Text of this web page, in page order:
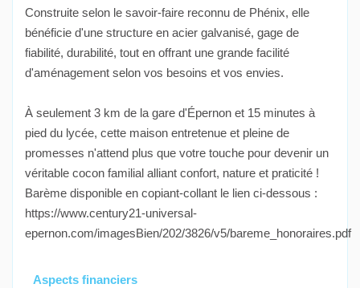
Construite selon le savoir-faire reconnu de Phénix, elle
bénéficie d'une structure en acier galvanisé, gage de
fiabilité, durabilité, tout en offrant une grande facilité
d'aménagement selon vos besoins et vos envies.
À seulement 3 km de la gare d'Épernon et 15 minutes à
pied du lycée, cette maison entretenue et pleine de
promesses n'attend plus que votre touche pour devenir un
véritable cocon familial alliant confort, nature et praticité !
Barème disponible en copiant-collant le lien ci-dessous :
https://www.century21-universal-
epernon.com/imagesBien/202/3826/v5/bareme_honoraires.pdf
Aspects financiers